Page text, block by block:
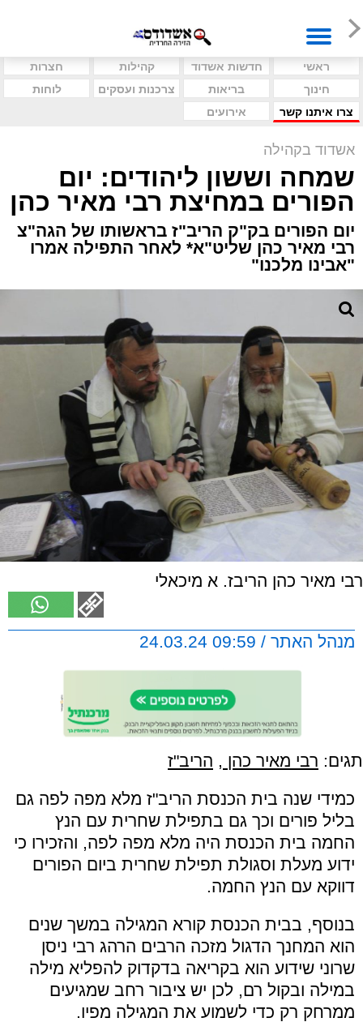
ראשי חדשות אשדוד קהילות
חצרות
חינוך
בריאות צרכנות ועסקים
לוחות
צרו איתנו קשר
אירועים
אשדוד בקהילה
שמחה וששון ליהודים: יום
הפורים במחיצת רבי מאיר כהן
יום הפורים בק"ק הריב"ז בראשותו של הגה"צ
רבי מאיר כהן שליט"א* לאחר התפילה אמרו
"אבינו מלכנו"
רבי מאיר כהן הריבז. א מיכאלי
מנהל האתר / 09:59 24.03.24
תגים: רבי מאיר כהן , הריב"ז
כמידי שנה בית הכנסת הריב"ז מלא מפה לפה גם
בליל פורים וכך גם בתפילת שחרית עם הנץ
החמה בית הכנסת היה מלא מפה לפה, והזכירו כי
ידוע מעלת וסגולת תפילת שחרית ביום הפורים
דווקא עם הנץ החמה.
בנוסף, בבית הכנסת קורא המגילה במשך שנים
הוא המחנך הדגול מזכה הרבים הרהג רבי ניסן
שרוני שידוע הוא בקריאה בדקדוק להפליא מילה
במילה ובקול רם, לכן יש ציבור רחב שמגיעים
ממרחק רק כדי לשמוע את המגילה מפיו.